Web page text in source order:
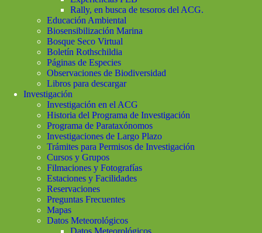
Rally, en busca de tesoros del ACG.
Educación Ambiental
Biosensibilización Marina
Bosque Seco Virtual
Boletín Rothschildia
Páginas de Especies
Observaciones de Biodiversidad
Libros para descargar
Investigación
Investigación en el ACG
Historia del Programa de Investigación
Programa de Parataxónomos
Investigaciones de Largo Plazo
Trámites para Permisos de Investigación
Cursos y Grupos
Filmaciones y Fotografías
Estaciones y Facilidades
Reservaciones
Preguntas Frecuentes
Mapas
Datos Meteorológicos